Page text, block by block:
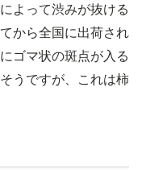
よって渋みが抜ける
から全国に出荷され
ゴマ状の斑点が入る
うですが、これは柿